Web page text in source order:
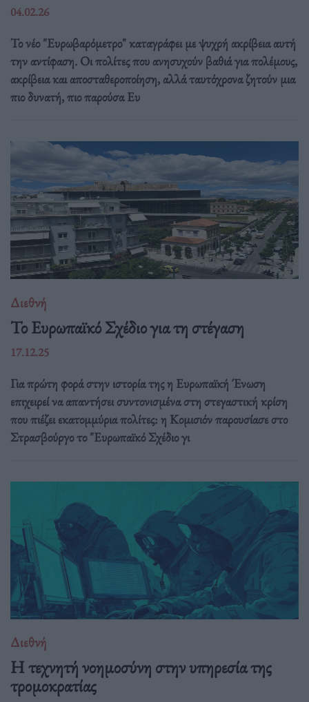
04.02.26
Το νέο "Ευρωβαρόμετρο" καταγράφει με ψυχρή ακρίβεια αυτή
την αντίφαση. Oι πολίτες που ανησυχούν βαθιά για πολέμους,
ακρίβεια και αποσταθεροποίηση, αλλά ταυτόχρονα ζητούν μια
πιο δυνατή, πιο παρούσα Ευ
Διεθνή
Το Ευρωπαϊκό Σχέδιο για τη στέγαση
17.12.25
Για πρώτη φορά στην ιστορία της η Ευρωπαϊκή Ένωση
επιχειρεί να απαντήσει συντονισμένα στη στεγαστική κρίση
που πιέζει εκατομμύρια πολίτες: η Κομισιόν παρουσίασε στο
Στρασβούργο το "Ευρωπαϊκό Σχέδιο γι
Διεθνή
Η τεχνητή νοημοσύνη στην υπηρεσία της
τρομοκρατίας